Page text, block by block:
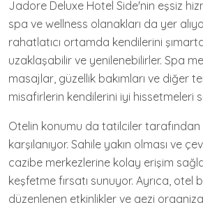
Jadore Deluxe Hotel Side'nin eşsiz
spa ve wellness olanakları da yer
rahatlatıcı ortamda kendilerini
uzaklaşabilir ve yenilenebilirler. Spa
masajlar, güzellik bakımları ve diğer
misafirlerin kendilerini iyi hissetmeleri
Otelin konumu da tatilciler
karşılanıyor. Sahile yakın olması ve
cazibe merkezlerine kolay erişim
keşfetme fırsatı sunuyor. Ayrıca, otel
düzenlenen etkinlikler ve gezi